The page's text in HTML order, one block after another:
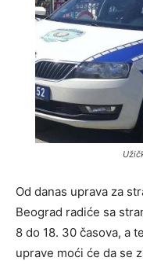
Od danas uprava za
Beograd radiće sa
8 do 18. 30 časova, a
uprave moći će da se